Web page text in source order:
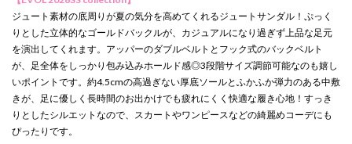
ジュート素材の底周りが夏の気分を高めてくれるジュートサンダル！ぷっく
りとした立体的なゴールドバックルが、カジュアルになり過ぎず上品な足元
を演出してくれます。アッパーのダブルベルトとフック式のバックベルト
が、足全体をしっかり包み込みホールド感◎3段階サイズ調節可能なのも嬉し
いポイントです。約4.5cmの高過ぎない厚底ソールとふかふか弾力のある中敷
きが、足に優しく長時間のお出かけでも疲れにくく快適な履き心地！すっき
りとしたシルエットなので、スカートやワンピースなどの綺麗めコーデにも
ぴったりです。